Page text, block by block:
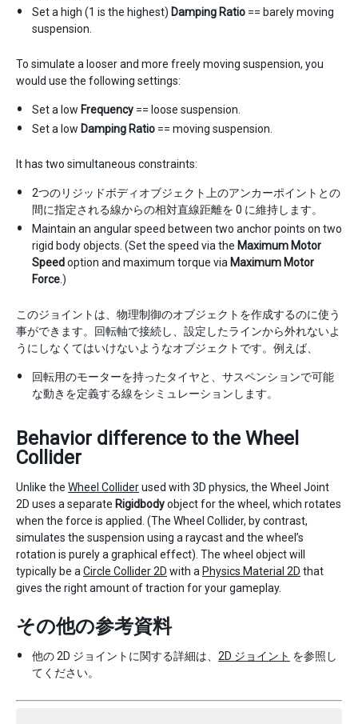
Set a high (1 is the highest) Damping Ratio == barely moving
suspension.
To simulate a looser and more freely moving suspension, you
would use the following settings:
Set a low Frequency == loose suspension.
Set a low Damping Ratio == moving suspension.
It has two simultaneous constraints:
2つのリジッドボディオブジェクト上のアンカーポイントとの
間に指定される線からの相対直線距離を 0 に維持します。
Maintain an angular speed between two anchor points on two
rigid body objects. (Set the speed via the Maximum Motor
Speedoption and maximum torque via Maximum Motor
Force.)
このジョイントは、物理制御のオブジェクトを作成するのに使う
事ができます。回転軸で接続し、設定したラインから外れないよ
うにしなくてはいけないようなオブジェクトです。例えば、
回転用のモーターを持ったタイヤと、サスペンションで可能
な動きを定義する線をシミュレーションします。
Behavior difference to the Wheel
Collider
Unlike the Wheel Colliderused with 3D physics, the Wheel Joint
2D uses a separate Rigidbodyobject for the wheel, which rotates
when the force is applied. (The Wheel Collider, by contrast,
simulates the suspension using a raycast and the wheel’s
rotation is purely a graphical effect). The wheel object will
typically be a Circle Collider 2D with a Physics Material 2D that
gives the right amount of traction for your gameplay.
その他の参考資料
他の 2D ジョイントに関する詳細は、 2D ジョイント を参照し
てください。